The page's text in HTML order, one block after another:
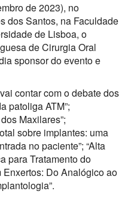
de 2023), no
dos Santos, na Faculdade
de Lisboa, o
de Cirurgia Oral
sponsor do evento e
contar com o debate dos
patoliga ATM”;
Maxilares”;
sobre implantes: uma
no­ paciente”; “Alta
para Tratamento do
Do Analógico ao